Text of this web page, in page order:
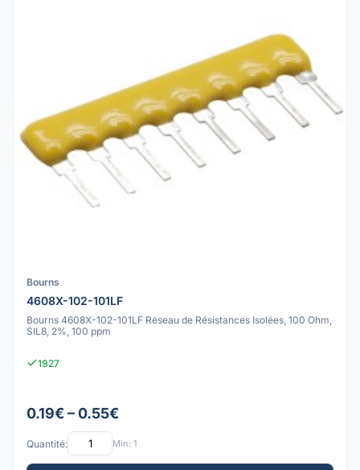
Bourns
4608X-102-101LF
Bourns 4608X-102-101LF Réseau de Résistances Isolées, 100 Ohm,
SIL8, 2%, 100 ppm
1927
0.19€ – 0.55€
Quantité: Min: 1